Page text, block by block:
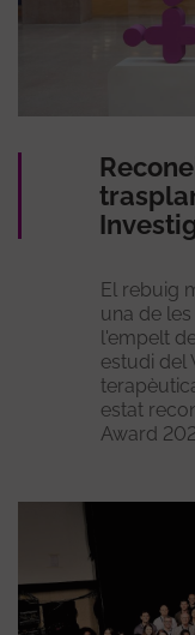
El rebuig
una de
l'empelt
estudi del
estat
Award